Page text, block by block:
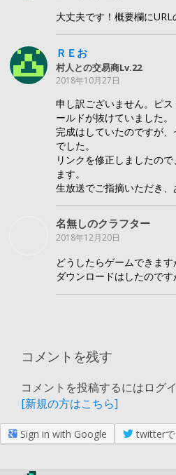
大丈夫です！概要欄にURL
ＲＥお
村人との交易商Lv.22
2018年10月27日
申し訳ございません。ピ
ールドが抜けていました。
完成はしていたのですが
でした。
リンクを修正しましたの
ます。
生放送でご指摘いただき、
名無しのクラフター
2018年12月20日
どうしたらゲームできます
ダウンロードはしたのです
コメントを残す
コメントを投稿するにはログ
[新規の方はこちら]
Sign in with Google twitterで